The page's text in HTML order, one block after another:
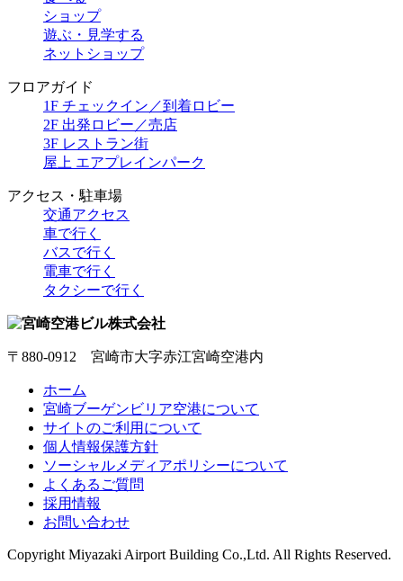
ショップ
遊ぶ・見学する
ネットショップ
フロアガイド
1F チェックイン／到着ロビー
2F 出発ロビー／売店
3F レストラン街
屋上 エアプレインパーク
アクセス・駐車場
交通アクセス
車で行く
バスで行く
電車で行く
タクシーで行く
〒880-0912 宮崎市大字赤江宮崎空港内
ホーム
宮崎ブーゲンビリア空港について
サイトのご利用について
個人情報保護方針
ソーシャルメディアポリシーについて
よくあるご質問
採用情報
お問い合わせ
Copyright Miyazaki Airport Building Co.,Ltd. All Rights Reserved.